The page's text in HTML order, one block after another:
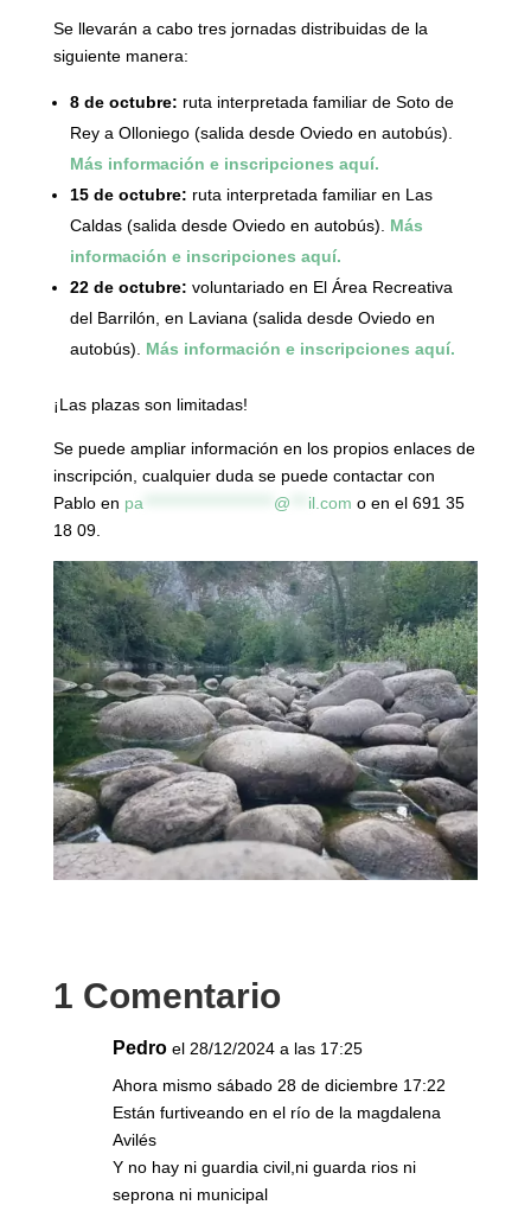
Se llevarán a cabo tres jornadas distribuidas de la
siguiente manera:
8 de octubre: ruta interpretada familiar de Soto de
Rey a Olloniego (salida desde Oviedo en autobús).
Más información e inscripciones aquí.
15 de octubre: ruta interpretada familiar en Las
Caldas (salida desde Oviedo en autobús). Más
información e inscripciones aquí.
22 de octubre: voluntariado en El Área Recreativa
del Barrilón, en Laviana (salida desde Oviedo en
autobús). Más información e inscripciones aquí.
¡Las plazas son limitadas!
Se puede ampliar información en los propios enlaces de
inscripción, cualquier duda se puede contactar con
Pablo en pa @ il.com o en el 691 35
18 09.
1 Comentario
Pedro el 28/12/2024 a las 17:25
Ahora mismo sábado 28 de diciembre 17:22
Están furtiveando en el río de la magdalena
Avilés
Y no hay ni guardia civil,ni guarda rios ni
seprona ni municipal